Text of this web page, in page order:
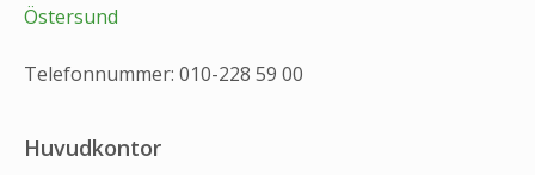
Östersund
Telefonnummer: 010-228 59 00
Huvudkontor